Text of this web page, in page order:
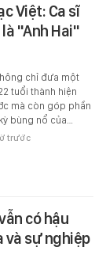
Việt: Ca sĩ
"Anh Hai"
chỉ đưa một
tuổi thành hiện
mà còn góp phần
bùng nổ của…
trước
có hậu
và sự nghiệp